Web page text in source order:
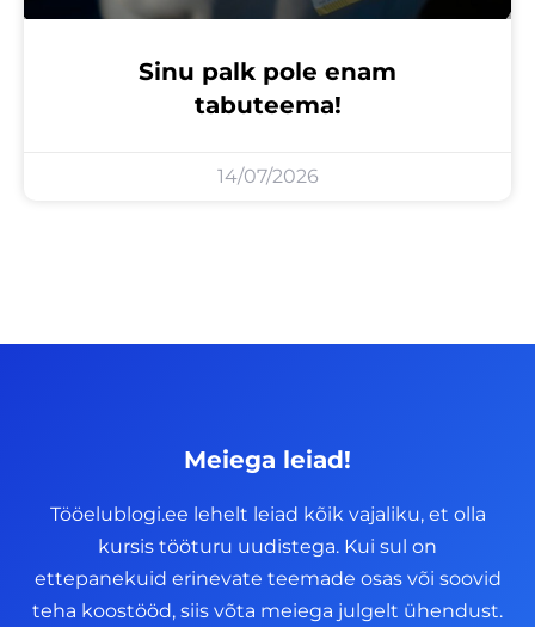
Sinu palk pole enam
tabuteema!
14/07/2026
Meiega leiad!
Tööelublogi.ee lehelt leiad kõik vajaliku, et olla
kursis tööturu uudistega. Kui sul on
ettepanekuid erinevate teemade osas või soovid
teha koostööd, siis võta meiega julgelt ühendust.